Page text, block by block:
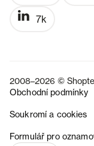
7k
2008–2026 ©
Obchodní podmínky
Soukromí a cookies
Formulář pro